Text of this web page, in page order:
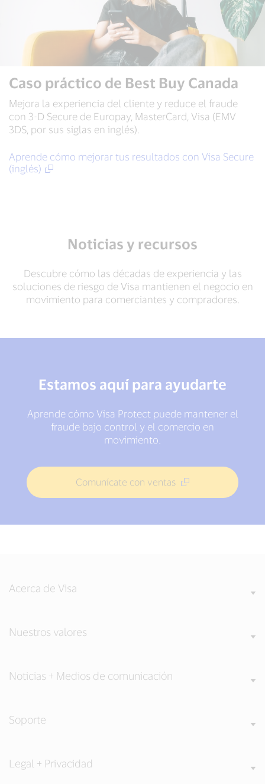
Caso práctico de Best Buy Canada
Mejora la experiencia del cliente y reduce el fraude
con 3-D Secure de Europay, MasterCard, Visa (EMV
3DS, por sus siglas en inglés).
Aprende cómo mejorar tus resultados con Visa Secure
(inglés)
Noticias y recursos
Descubre cómo las décadas de experiencia y las
soluciones de riesgo de Visa mantienen el negocio en
movimiento para comerciantes y compradores.
Estamos aquí para ayudarte
Aprende cómo Visa Protect puede mantener el
fraude bajo control y el comercio en
movimiento.
Comunícate con ventas
Acerca de Visa
Nuestros valores
Noticias + Medios de comunicación
Soporte
Legal + Privacidad